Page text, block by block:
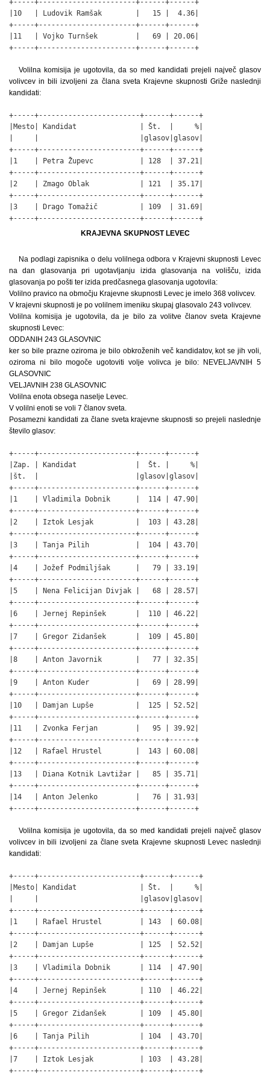
|10   | Ludovik Ramšak        |   15 |  4.36|
+-----+-----------------------+------+------+
|11   | Vojko Turnšek         |   69 | 20.06|
+-----+-----------------------+------+------+
Volilna komisija je ugotovila, da so med kandidati prejeli največ glasov
volivcev in bili izvoljeni za člana sveta Krajevne skupnosti Griže naslednji
kandidati:
+-----+------------------------+------+------+
|Mesto| Kandidat               | Št.  |     %|
|     |                        |glasov|glasov|
+-----+------------------------+------+------+
|1    | Petra Župevc           | 128  | 37.21|
+-----+------------------------+------+------+
|2    | Zmago Oblak            | 121  | 35.17|
+-----+------------------------+------+------+
|3    | Drago Tomažič          | 109  | 31.69|
+-----+------------------------+------+------+
KRAJEVNA SKUPNOST LEVEC
Na podlagi zapisnika o delu volilnega odbora v Krajevni skupnosti Levec
na dan glasovanja pri ugotavljanju izida glasovanja na volišču, izida
glasovanja po pošti ter izida predčasnega glasovanja ugotovila:
Volilno pravico na območju Krajevne skupnosti Levec je imelo 368 volivcev.
V krajevni skupnosti je po volilnem imeniku skupaj glasovalo 243 volivcev.
Volilna komisija je ugotovila, da je bilo za volitve članov sveta Krajevne
skupnosti Levec:
ODDANIH 243 GLASOVNIC
ker so bile prazne oziroma je bilo obkroženih več kandidatov, kot se jih voli,
oziroma ni bilo mogoče ugotoviti volje volivca je bilo: NEVELJAVNIH 5
GLASOVNIC
VELJAVNIH 238 GLASOVNIC
Volilna enota obsega naselje Levec.
V volilni enoti se voli 7 članov sveta.
Posamezni kandidati za člane sveta krajevne skupnosti so prejeli naslednje
število glasov:
+-----+-----------------------+------+------+
|Zap. | Kandidat              |  Št. |     %|
|št.  |                       |glasov|glasov|
+-----+-----------------------+------+------+
|1    | Vladimila Dobnik      |  114 | 47.90|
+-----+-----------------------+------+------+
|2    | Iztok Lesjak          |  103 | 43.28|
+-----+-----------------------+------+------+
|3    | Tanja Pilih           |  104 | 43.70|
+-----+-----------------------+------+------+
|4    | Jožef Podmiljšak      |   79 | 33.19|
+-----+-----------------------+------+------+
|5    | Nena Felicijan Divjak |   68 | 28.57|
+-----+-----------------------+------+------+
|6    | Jernej Repinšek       |  110 | 46.22|
+-----+-----------------------+------+------+
|7    | Gregor Zidanšek       |  109 | 45.80|
+-----+-----------------------+------+------+
|8    | Anton Javornik        |   77 | 32.35|
+-----+-----------------------+------+------+
|9    | Anton Kuder           |   69 | 28.99|
+-----+-----------------------+------+------+
|10   | Damjan Lupše          |  125 | 52.52|
+-----+-----------------------+------+------+
|11   | Zvonka Ferjan         |   95 | 39.92|
+-----+-----------------------+------+------+
|12   | Rafael Hrustel        |  143 | 60.08|
+-----+-----------------------+------+------+
|13   | Diana Kotnik Lavtižar |   85 | 35.71|
+-----+-----------------------+------+------+
|14   | Anton Jelenko         |   76 | 31.93|
+-----+-----------------------+------+------+
Volilna komisija je ugotovila, da so med kandidati prejeli največ glasov
volivcev in bili izvoljeni za člane sveta Krajevne skupnosti Levec naslednji
kandidati:
+-----+------------------------+------+------+
|Mesto| Kandidat               | Št.  |     %|
|     |                        |glasov|glasov|
+-----+------------------------+------+------+
|1    | Rafael Hrustel         | 143  | 60.08|
+-----+------------------------+------+------+
|2    | Damjan Lupše           | 125  | 52.52|
+-----+------------------------+------+------+
|3    | Vladimila Dobnik       | 114  | 47.90|
+-----+------------------------+------+------+
|4    | Jernej Repinšek        | 110  | 46.22|
+-----+------------------------+------+------+
|5    | Gregor Zidanšek        | 109  | 45.80|
+-----+------------------------+------+------+
|6    | Tanja Pilih            | 104  | 43.70|
+-----+------------------------+------+------+
|7    | Iztok Lesjak           | 103  | 43.28|
+-----+------------------------+------+------+